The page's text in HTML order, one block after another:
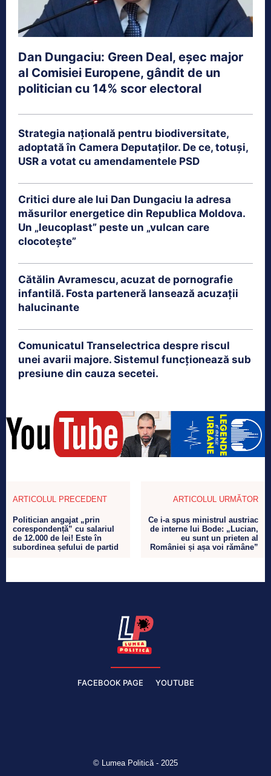
Dan Dungaciu: Green Deal, eșec major
al Comisiei Europene, gândit de un
politician cu 14% scor electoral
Strategia națională pentru biodiversitate,
adoptată în Camera Deputaților. De ce, totuși,
USR a votat cu amendamentele PSD
Critici dure ale lui Dan Dungaciu la adresa
măsurilor energetice din Republica Moldova.
Un „leucoplast” peste un „vulcan care
clocotește”
Cătălin Avramescu, acuzat de pornografie
infantilă. Fosta parteneră lansează acuzații
halucinante
Comunicatul Transelectrica despre riscul
unei avarii majore. Sistemul funcționează sub
presiune din cauza secetei.
ARTICOLUL PRECEDENT
Politician angajat „prin
corespondență” cu salariul
de 12.000 de lei! Este în
subordinea șefului de partid
ARTICOLUL URMĂTOR
Ce i-a spus ministrul austriac
de interne lui Bode: „Lucian,
eu sunt un prieten al
României și așa voi rămâne”
FACEBOOK PAGE YOUTUBE
© Lumea Politică - 2025